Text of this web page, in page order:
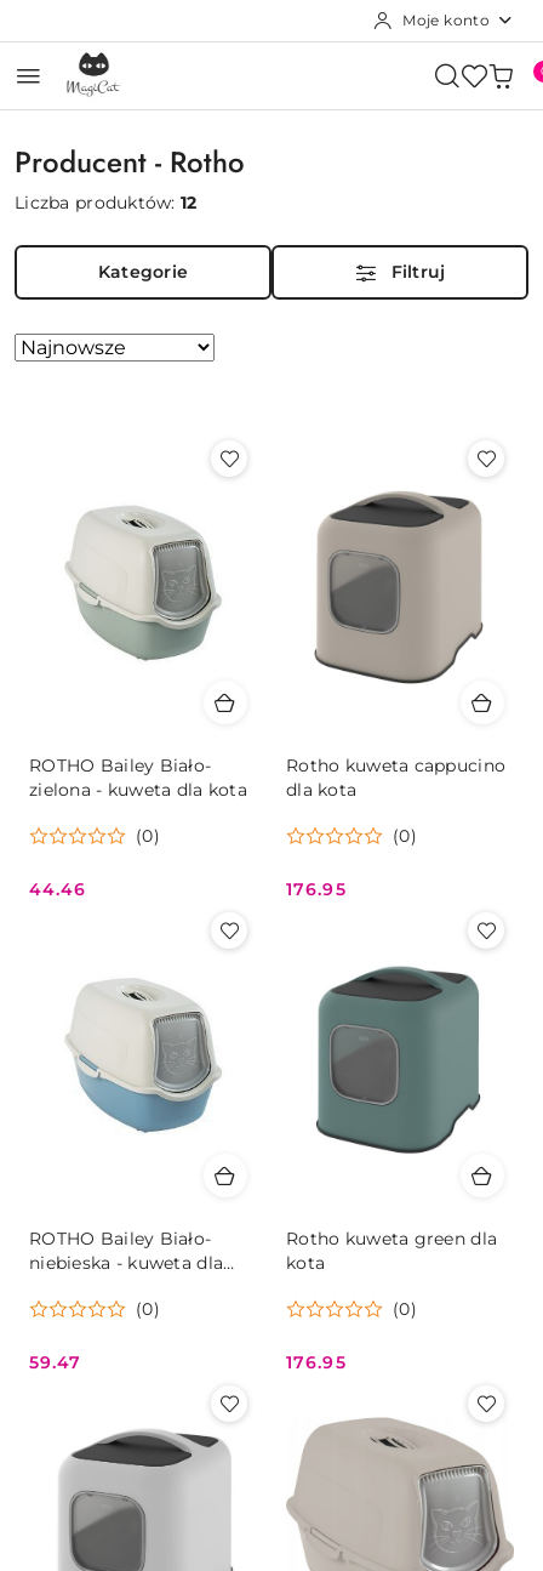
Moje konto
Producent - Rotho
Liczba produktów:12
Kategorie Filtruj
Zastosowano
Sortuj
ROTHO Bailey Biało-
zielona - kuweta dla kota
(0)
Cena:
44.46
Rotho kuweta cappucino
dla kota
(0)
Cena:
176.95
ROTHO Bailey Biało-
niebieska - kuweta dla
(0)
Cena:
59.47
Rotho kuweta green dla
kota
(0)
Cena:
176.95